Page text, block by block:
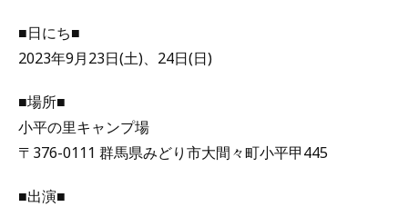
■日にち■
2023年9月23日(土)、24日(日)
■場所■
小平の里キャンプ場
〒376-0111 群馬県みどり市大間々町小平甲445
■出演■